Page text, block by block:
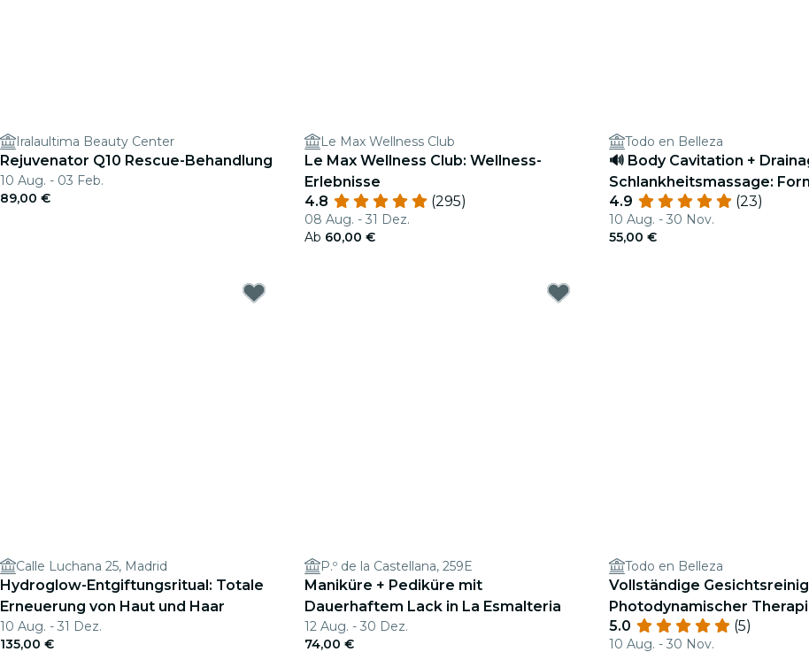
Iralaultima Beauty Center
Rejuvenator Q10 Rescue-Behandlung
10 Aug. - 03 Feb.
89,00 €
Le Max Wellness Club
Le Max Wellness Club: Wellness-
Erlebnisse
4.8
(295)
08 Aug. - 31 Dez.
Ab 60,00 €
Todo en Belleza
🔊 Body Cavitation +
Schlankheitsmassage:
Ihren Körper Auf Natürliche
Weise.
4.9 (23)
10 Aug. - 30 Nov.
55,00 €
Calle Luchana 25, Madrid
Hydroglow-Entgiftungsritual: Totale
Erneuerung von Haut und Haar
10 Aug. - 31 Dez.
135,00 €
P.º de la Castellana, 259E
Maniküre + Pediküre mit
Dauerhaftem Lack in La Esmalteria
12 Aug. - 30 Dez.
74,00 €
Todo en Belleza
Vollständige
Photodynamischer
5.0
(5)
10 Aug. - 30 Nov.